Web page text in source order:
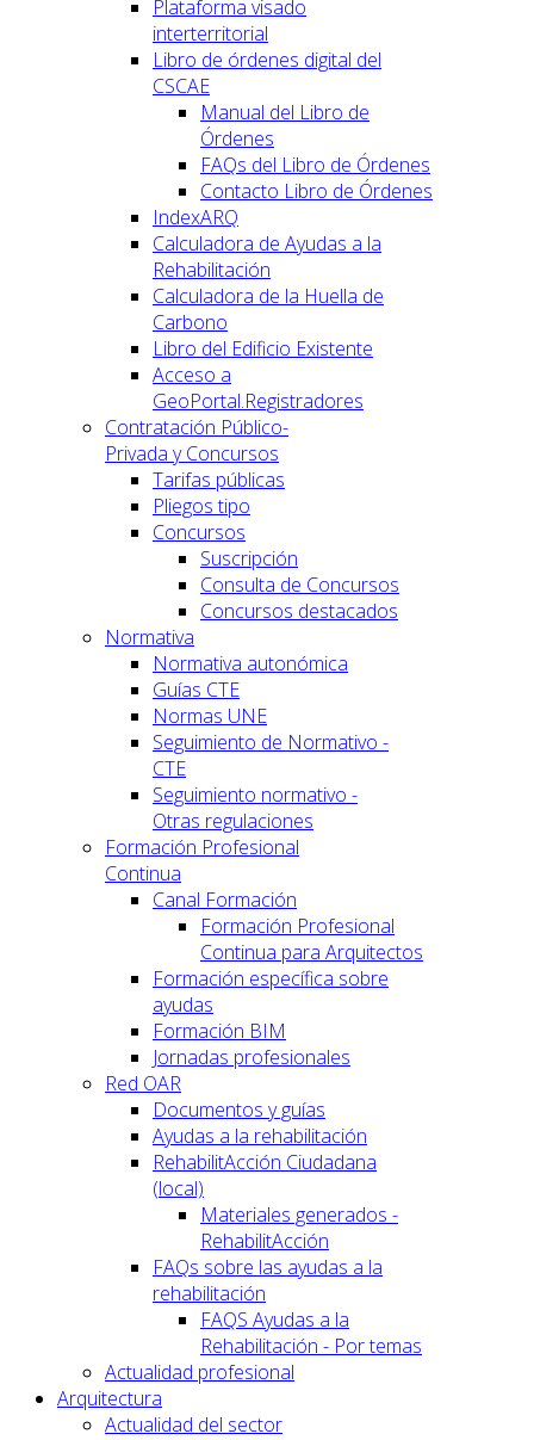
Plataforma visado
interterritorial
Libro de órdenes digital del
CSCAE
Manual del Libro de
Órdenes
FAQs del Libro de Órdenes
Contacto Libro de Órdenes
IndexARQ
Calculadora de Ayudas a la
Rehabilitación
Calculadora de la Huella de
Carbono
Libro del Edificio Existente
Acceso a
GeoPortal.Registradores
Contratación Público-
Privada y Concursos
Tarifas públicas
Pliegos tipo
Concursos
Suscripción
Consulta de Concursos
Concursos destacados
Normativa
Normativa autonómica
Guías CTE
Normas UNE
Seguimiento de Normativo -
CTE
Seguimiento normativo -
Otras regulaciones
Formación Profesional
Continua
Canal Formación
Formación Profesional
Continua para Arquitectos
Formación específica sobre
ayudas
Formación BIM
Jornadas profesionales
Red OAR
Documentos y guías
Ayudas a la rehabilitación
RehabilitAcción Ciudadana
(local)
Materiales generados -
RehabilitAcción
FAQs sobre las ayudas a la
rehabilitación
FAQS Ayudas a la
Rehabilitación - Por temas
Actualidad profesional
Arquitectura
Actualidad del sector